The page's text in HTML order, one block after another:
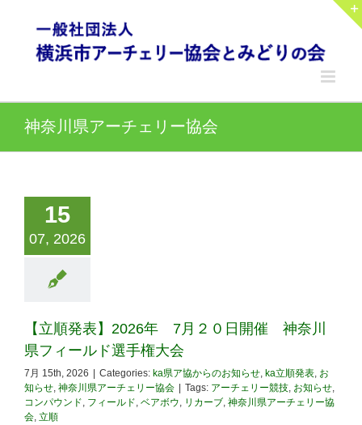
content
神奈川県アーチェリー協会
15
07, 2026
【立順発表】2026年 7月２０日開催 神奈川
県フィールド選手権大会
7月 15th, 2026 Categories: ka県ア協からのお知らせ, ka立順発表, お
知らせ, 神奈川県アーチェリー協会 Tags: アーチェリー競技, お知らせ,
コンパウンド, フィールド, ベアボウ, リカーブ, 神奈川県アーチェリー協
会, 立順